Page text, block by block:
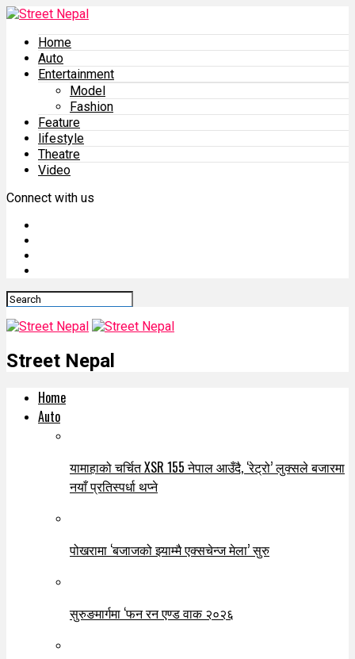
Home
Auto
Entertainment
Model
Fashion
Feature
lifestyle
Theatre
Video
Connect with us
Street Nepal
Home
Auto
यामाहाको चर्चित XSR 155 नेपाल आउँदै, ‘रेट्रो’ लुक्सले बजारमा
नयाँ प्रतिस्पर्धा थप्ने
पोखरामा ‘बजाजको झ्याम्मै एक्सचेन्ज मेला’ सुरु
सुरुङमार्गमा ‘फन रन एण्ड वाक २०२६